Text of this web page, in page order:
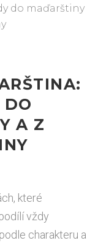
do maďarštiny
DO
A Z
které
vždy
charakteru a